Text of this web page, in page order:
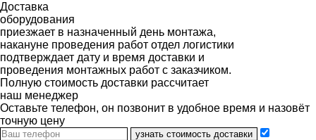
Доставка
оборудования
приезжает в назначенный день монтажа,
накануне проведения работ отдел логистики
подтверждает дату и время доставки и
проведения монтажных работ с заказчиком.
Полную стоимость доставки рассчитает
наш менеджер
Оставьте телефон, он позвонит в удобное время и назовёт
точную цену
узнать стоимость доставки